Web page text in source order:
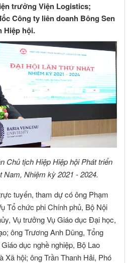
trưởng Viện Logistics;
Công ty liên doanh Bông Sen
Hiệp hội.
Chủ tịch Hiệp Hiệp hội Phát triển
Nam, Nhiệm kỳ 2021 - 2024.
tuyến, tham dự có ông Phạm
Tổ chức phi Chính phủ, Bộ Nội
Vụ trưởng Vụ Giáo dục Đại học,
ông Trương Anh Dũng, Tổng
dục nghề nghiệp, Bộ Lao
Xã hội; ông Trần Thanh Hải, Phó